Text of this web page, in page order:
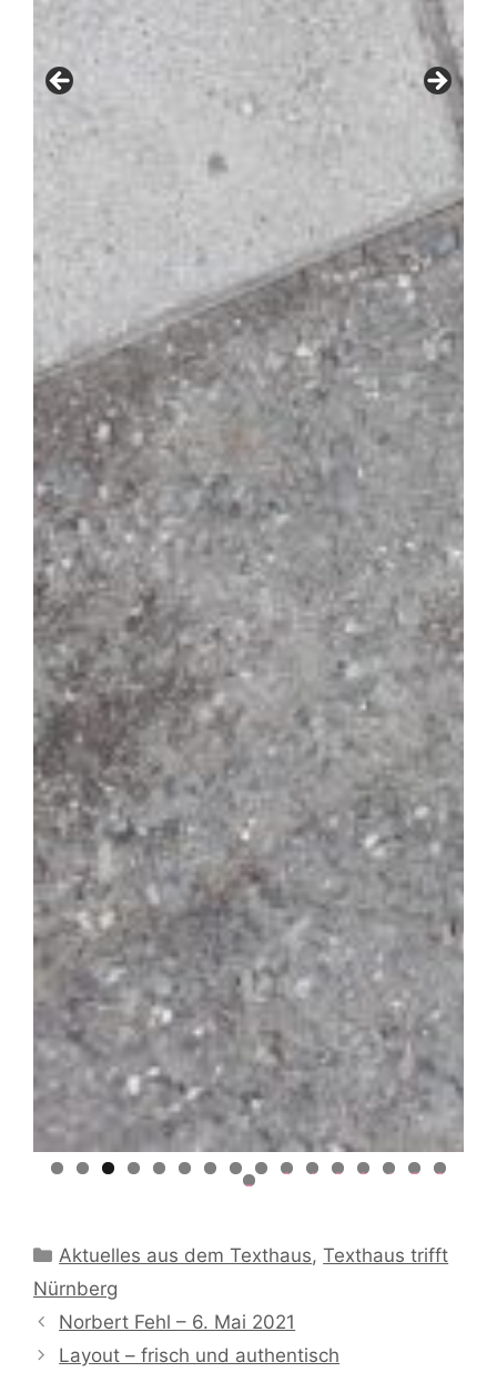
0 1 2 3 4 5 6
7
Kategorien
Aktuelles aus dem Texthaus,Texthaus trifft
Nürnberg
Norbert Fehl – 6. Mai 2021
Layout – frisch und authentisch